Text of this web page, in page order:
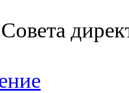
Совета